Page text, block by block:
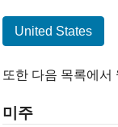
를 사용한 상태 추정
United States
또한 다음 목록에서
미주